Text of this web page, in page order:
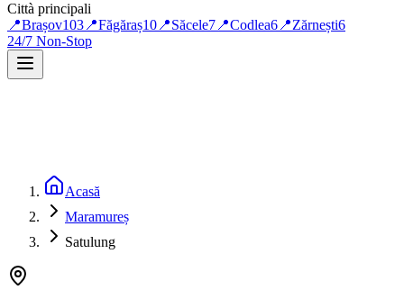
Città principali
📍Brașov103 📍Făgăraș10 📍Săcele7 📍Codlea6 📍Zărnești6
24/7 Non-Stop
Acasă
Maramureș
Satulung